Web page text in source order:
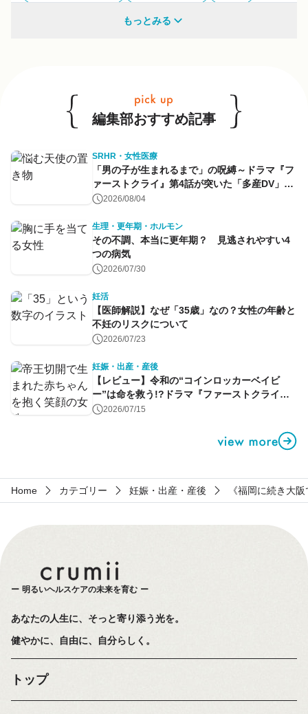
もっとみる
編集部おすすめ記事
SRHR・女性医療
「男の子が生まれるまで」の呪縛～ドラマ『フ
ァーストクライ』第4話が突いた「多産DV」と
命のコントロール～
2026/08/04
生理・更年期・ホルモン
その不調、本当に更年期？ 見逃されやすい4
つの病気
2026/07/30
妊活
【医師解説】なぜ「35歳」なの？女性の年齢と
不妊のリスクについて
2026/07/23
妊娠・出産・産後
【レビュー】令和の“コインロッカーベイビ
ー”は命を救う!?ドラマ『ファーストクライ』
第1話2026/07/15
Home カテゴリー 妊娠・出産・産後 《福岡に続き大
明るいヘルスケアの未来を育む
あなたの人生に、そっと寄り添う光を。
健やかに、自由に、自分らしく。
トップ